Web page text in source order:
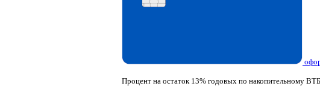
Процент на остаток 13% годовых по накопительному